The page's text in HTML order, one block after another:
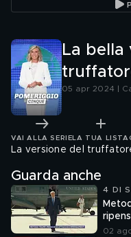
La bella
05 apr 2024 |
VAI ALLA SERIE LA TUA LISTA
La versione del
Guarda anche
4 DI
02